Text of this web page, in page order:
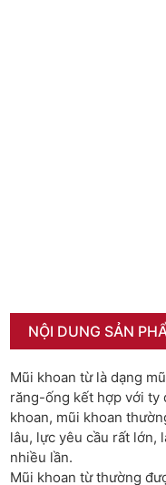
NỘI DUNG SẢN
Mũi khoan từ là dạng
răng-ống kết hợp với ty
khoan, mũi khoan
lâu, lực yêu cầu rất lớn,
nhiều lần.
Mũi khoan từ thường